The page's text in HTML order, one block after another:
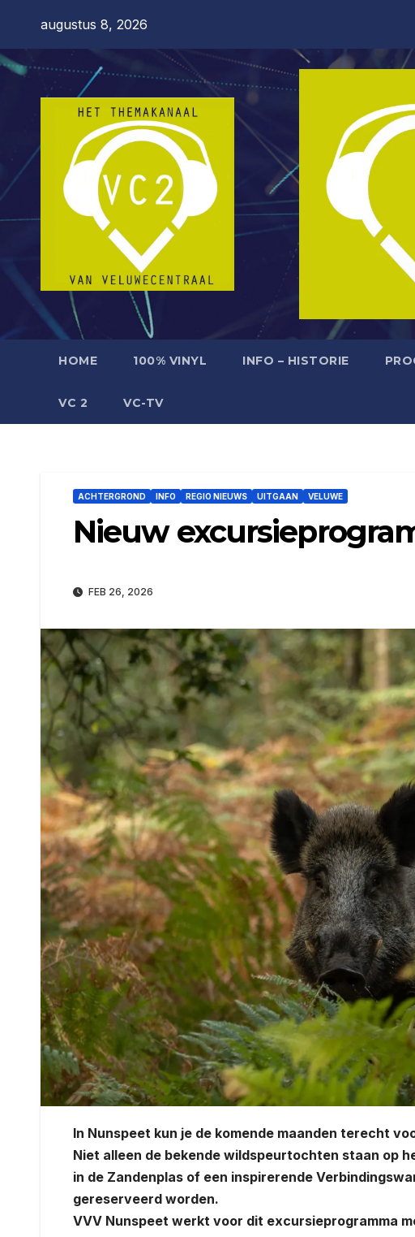
de
augustus 8, 2026
HOME 100% VINYL INFO – HISTORIE
VC 2 VC-TV
ACHTERGROND INFO REGIO NIEUWS UITGAAN VELUWE
Nieuw
FEB 26, 2026
In Nunspeet kun je de komende maanden terecht
Niet alleen de bekende wildspeurtochten staan op
in de Zandenplas of een inspirerende
gereserveerd worden.
VVV Nunspeet werkt voor dit excursieprogramma